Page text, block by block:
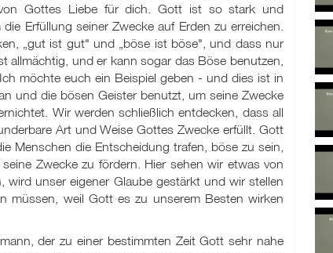
Gottes Liebe für dich. Gott ist so stark und
Erfüllung seiner Zwecke auf Erden zu erreichen.
„gut ist gut" und „böse ist böse", und dass nur
allmächtig, und er kann sogar das Böse benutzen,
möchte euch ein Beispiel geben - und dies ist in
und die bösen Geister benutzt, um seine Zwecke
Wir werden schließlich entdecken, dass all
Art und Weise Gottes Zwecke erfüllt. Gott
Menschen die Entscheidung trafen, böse zu sein,
Zwecke zu fördern. Hier sehen wir etwas von
unser eigener Glaube gestärkt und wir stellen
müssen, weil Gott es zu unserem Besten wirken
der zu einer bestimmten Zeit Gott sehr nahe